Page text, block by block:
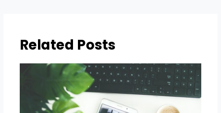
Related Posts